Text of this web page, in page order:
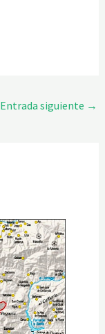
Entrada siguiente →